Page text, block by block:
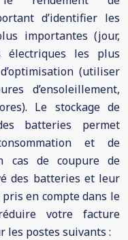
d’identifier les
importantes (jour,
électriques les plus
(utiliser
d’ensoleillement,
Le stockage de
batteries permet
et de
cas de coupure de
des batteries et leur
en compte dans le
votre facture
les postes suivants :